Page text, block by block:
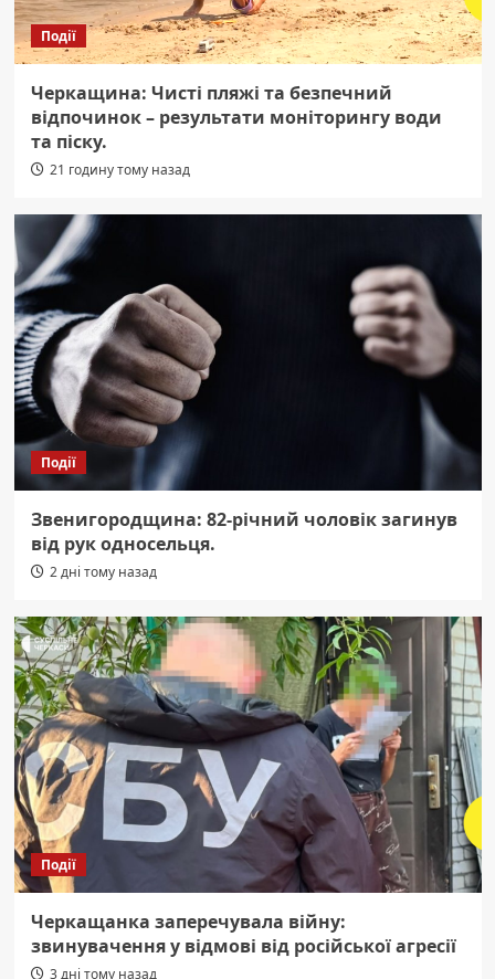
Події
Черкащина: Чисті пляжі та безпечний
відпочинок – результати моніторингу води
та піску.
21 годину тому назад
Події
Звенигородщина: 82-річний чоловік загинув
від рук односельця.
2 дні тому назад
Події
Черкащанка заперечувала війну:
звинувачення у відмові від російської агресії
3 дні тому назад